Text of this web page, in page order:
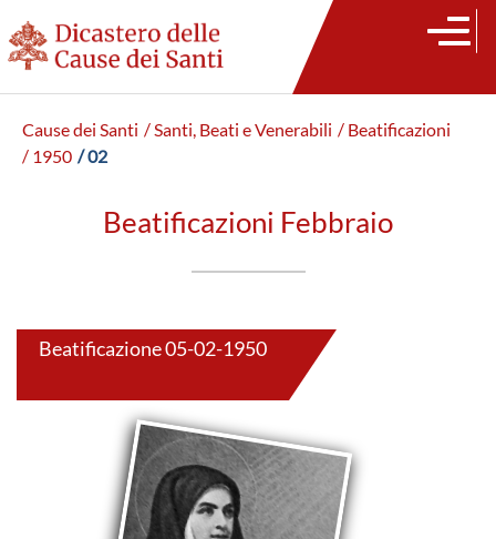
Cause dei Santi / Santi, Beati e Venerabili / Beatificazioni
/ 1950 / 02
Beatificazioni Febbraio
Beatificazione 05-02-1950